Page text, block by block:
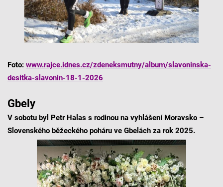
Foto: www.rajce.idnes.cz/zdeneksmutny/album/slavoninska-
desitka-slavonin-18-1-2026
Gbely
V sobotu byl Petr Halas s rodinou na vyhlášení Moravsko –
Slovenského běžeckého poháru ve Gbelách za rok 2025.